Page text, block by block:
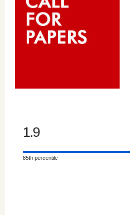
1.9
85th percentile